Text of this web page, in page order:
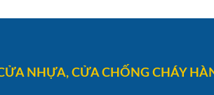
NHỰA, CỬA CHỐNG CHÁY